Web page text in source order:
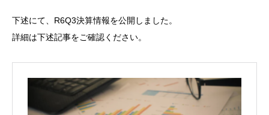
下述にて、R6Q3決算情報を公開しました。
詳細は下述記事をご確認ください。